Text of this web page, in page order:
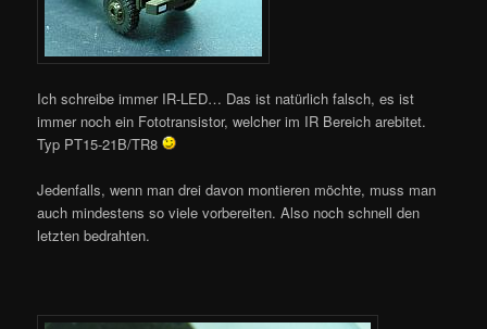
Ich schreibe immer IR-LED… Das ist natürlich falsch, es ist
immer noch ein Fototransistor, welcher im IR Bereich arebitet.
Typ PT15-21B/TR8
Jedenfalls, wenn man drei davon montieren möchte, muss man
auch mindestens so viele vorbereiten. Also noch schnell den
letzten bedrahten.